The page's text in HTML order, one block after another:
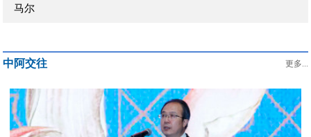
马尔
默德
中阿交往 更多...